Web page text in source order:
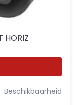
HORIZ
Beschikbaarheid